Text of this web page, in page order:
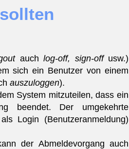
auch log-off, sign-off usw.)
sich ein Benutzer von einem
auszuloggen).
System mitzuteilen, dass ein
beendet. Der umgekehrte
Login (Benutzeranmeldung)
der Abmeldevorgang auch